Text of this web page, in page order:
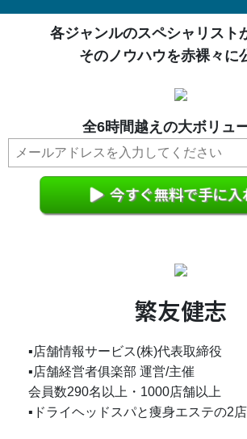
各ジャンルのスペシャリスト
そのノウハウを赤裸々に
全6時間越えの大ボリュ
今すぐ無料で手に入
繁友健志
▪️店舗情報サービス(株)代表取締役
▪️店舗経営者俱楽部 運営/主催
会員数290名以上・1000店舗以上
▪️ドライヘッドスパと痩身エステの2